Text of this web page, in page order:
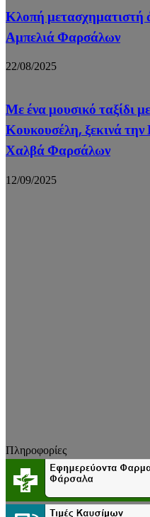
Κλοπή μετασχηματιστή
Αμπελιά Φαρσάλων
22/08/2025
Με ένα μουσικό ταξίδι
Κουκουσέλη, ξεκινά
Χαλβά Φαρσάλων
12/09/2025
Πληροφορίες